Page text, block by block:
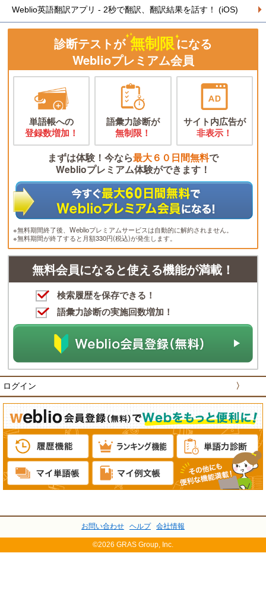
Weblio英語翻訳アプリ - 2秒で翻訳、翻訳結果を話す！ (iOS)
診断テストが 無制限になる
Weblioプレミアム会員
単語帳への
登録数増加！
語彙力診断が
無制限！
サイト内広告が
非表示！
まずは体験！今なら最大６０日間無料で
Weblioプレミアム体験ができます！
※無料期間終了後、Weblioプレミアムサービスは自動的に解約されません。
※無料期間が終了すると月額330円(税込)が発生します。
無料会員になると使える機能が満載！
検索履歴を保存できる！
語彙力診断の実施回数増加！
ログイン 〉
お問い合わせ ヘルプ 会社情報
©2026 GRAS Group, Inc.